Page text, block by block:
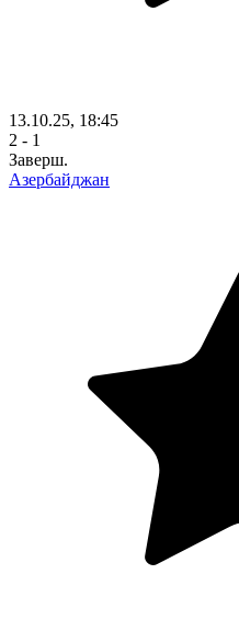
13.10.25, 18:45
2 - 1
Заверш.
Азербайджан